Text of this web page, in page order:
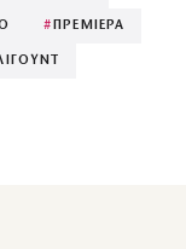
# ΠΡΕΜΙΕΡΑ